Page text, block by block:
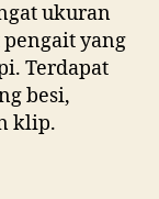
ukuran
yang
Terdapat
besi,
klip.